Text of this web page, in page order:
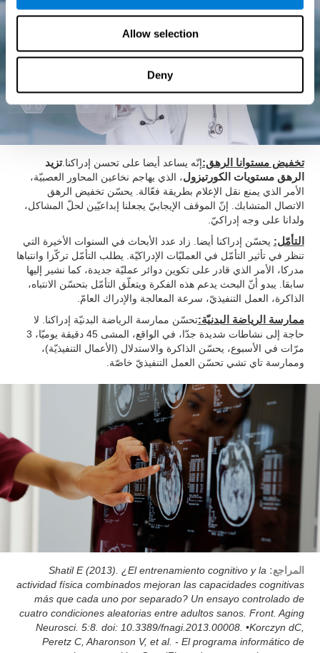
Allow selection
Deny
تخفيض مستوانا الرهق:إنّه يساعد أيضا على تحسن إدراكنا.تزيد
الرهق مستويات الكورتيزول، الذي يهاجم نخاعين المحاور العصبيّة،
الأمر الذي يمنع نقل الإعلام بطريقة فعّالة. يحسّن تخفيض الرهق
الاتصال المتشابك. إنّ الموقف الإيجابيّ يجعلنا إبداعيّين لحلّ المشاكل،
ولدانا على وجه إدراكيّ.
التأمّل: يحسّن إدراكنا أيضا. زاد عدد الأبحاث في السنوات الأخيرة التي
تنظر في تأثير التأمّل في العمليّات الإدراكيّة. يطلب التأمّل تركّزا وانتباها
مدركا، الأمر الذي قادر على تكوين دوائر عمليّة جديدة، كما نشير إليها
سابقا. يبدو أنّ البحث يدعم هذه الفكرة ويتعلّق التأمّل بتحسّن الانتباه،
الذاكرة، العمل التنفيذيّ، سرعة المعالجة والإدراك العامّ.
ممارسة الرياضة البدنيّة:تحسّن ممارسة الرياضة البدنيّة إدراكنا. لا
حاجة إلى نشاطات شديدة جدّا، في الواقع، المشى 45 دقيقة يوميّا، 3
مرّات في الأسبوع، يحسّن الذاكرة والاستدلال (الأعمال التنفيذيّة)،
وممارسة تاي تشي تحسّن العمل التنفيذيّ خاصّة.
المراجع: Shatil E (2013). ¿El entrenamiento cognitivo y la
actividad física combinados mejoran las capacidades cognitivas
más que cada uno por separado? Un ensayo controlado de
cuatro condiciones aleatorias entre adultos sanos. Front. Aging
Neurosci. 5:8. doi: 10.3389/fnagi.2013.00008. •Korczyn dC,
Peretz C, Aharonson V, et al. - El programa informático de